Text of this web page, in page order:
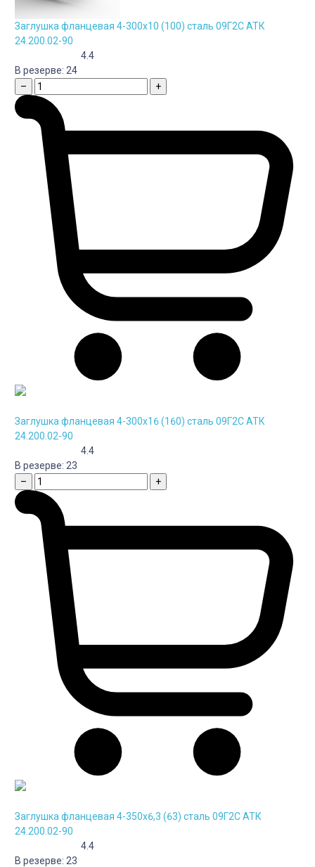
Заглушка фланцевая 4-300х10 (100) сталь 09Г2С АТК
24.200.02-90
4.4
В резерве: 24
–
+
Заглушка фланцевая 4-300х16 (160) сталь 09Г2С АТК
24.200.02-90
4.4
В резерве: 23
–
+
Заглушка фланцевая 4-350х6,3 (63) сталь 09Г2С АТК
24.200.02-90
4.4
В резерве: 23